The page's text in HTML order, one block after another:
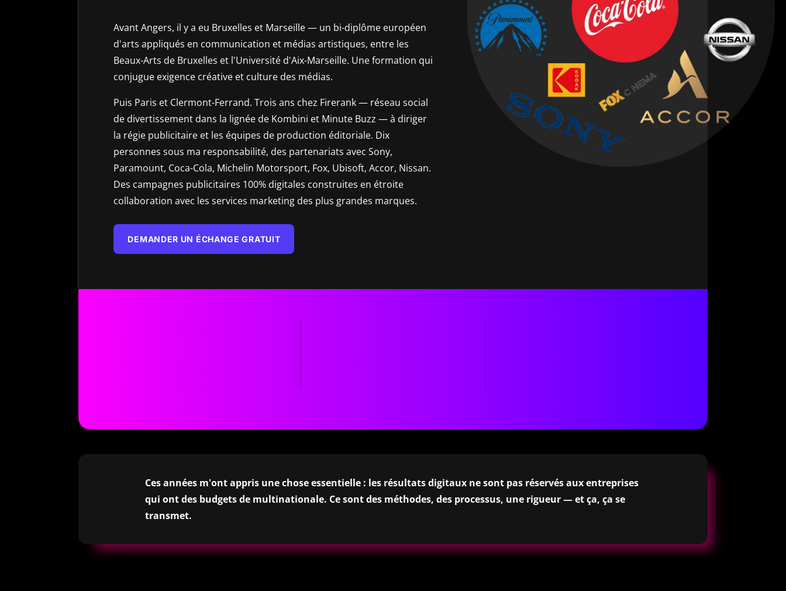
Avant Angers, il y a eu Bruxelles et Marseille — un bi-diplôme européen
d'arts appliqués en communication et médias artistiques, entre les
Beaux-Arts de Bruxelles et l'Université d'Aix-Marseille. Une formation qui
conjugue exigence créative et culture des médias.
Puis Paris et Clermont-Ferrand. Trois ans chez Firerank — réseau social
de divertissement dans la lignée de Kombini et Minute Buzz — à diriger
la régie publicitaire et les équipes de production éditoriale. Dix
personnes sous ma responsabilité, des partenariats avec Sony,
Paramount, Coca-Cola, Michelin Motorsport, Fox, Ubisoft, Accor, Nissan.
Des campagnes publicitaires 100% digitales construites en étroite
collaboration avec les services marketing des plus grandes marques.
DEMANDER UN ÉCHANGE GRATUIT
Ces années m'ont appris une chose essentielle : les résultats digitaux ne sont pas réservés aux entreprises
qui ont des budgets de multinationale. Ce sont des méthodes, des processus, une rigueur — et ça, ça se
transmet.